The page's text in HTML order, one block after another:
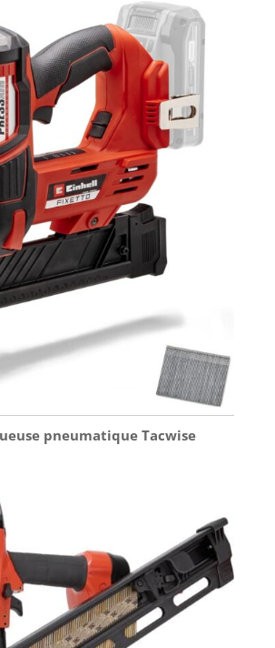
pneumatique Tacwise